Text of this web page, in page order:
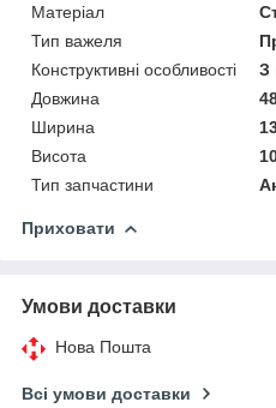
Матеріал
Тип важеля
Конструктивні особливості
З
Довжина
Ширина
Висота
Тип запчастини
Приховати
Умови доставки
Нова Пошта
Всі умови доставки